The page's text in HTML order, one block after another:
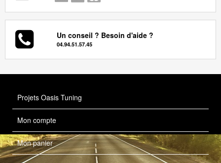
Un conseil ? Besoin d'aide ?
04.94.51.57.45
Projets Oasis Tuning
Mon compte
Mon panier